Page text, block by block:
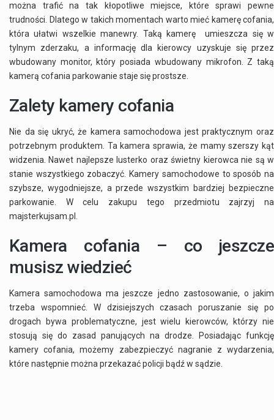
można trafić na tak kłopotliwe miejsce, które sprawi pewne
trudności. Dlatego w takich momentach warto mieć kamerę cofania,
która ułatwi wszelkie manewry. Taką kamerę umieszcza się w
tylnym zderzaku, a informację dla kierowcy uzyskuje się przez
wbudowany monitor, który posiada wbudowany mikrofon. Z taką
kamerą cofania parkowanie staje się prostsze.
Zalety kamery cofania
Nie da się ukryć, że kamera samochodowa jest praktycznym oraz
potrzebnym produktem. Ta kamera sprawia, że mamy szerszy kąt
widzenia. Nawet najlepsze lusterko oraz świetny kierowca nie są w
stanie wszystkiego zobaczyć. Kamery samochodowe to sposób na
szybsze, wygodniejsze, a przede wszystkim bardziej bezpieczne
parkowanie. W celu zakupu tego przedmiotu zajrzyj na
majsterkujsam.pl.
Kamera cofania – co jeszcze
musisz wiedzieć
Kamera samochodowa ma jeszcze jedno zastosowanie, o jakim
trzeba wspomnieć. W dzisiejszych czasach poruszanie się po
drogach bywa problematyczne, jest wielu kierowców, którzy nie
stosują się do zasad panujących na drodze. Posiadając funkcję
kamery cofania, możemy zabezpieczyć nagranie z wydarzenia,
które następnie można przekazać policji bądź w sądzie.